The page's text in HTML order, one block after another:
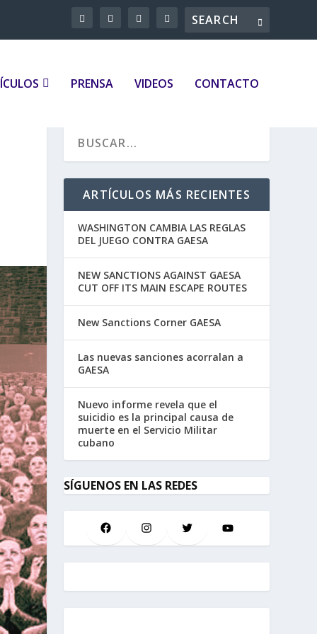
PRENSA VIDEOS CONTACTO
ARTÍCULOS MÁS RECIENTES
WASHINGTON CAMBIA LAS REGLAS
DEL JUEGO CONTRA GAESA
NEW SANCTIONS AGAINST GAESA
CUT OFF ITS MAIN ESCAPE ROUTES
New Sanctions Corner GAESA
Las nuevas sanciones acorralan a
GAESA
Nuevo informe revela que el
suicidio es la principal causa de
muerte en el Servicio Militar
cubano
SÍGUENOS EN LAS REDES